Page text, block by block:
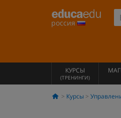
россия
КУРСЫ
(ТРЕНИНГИ)
Курсы